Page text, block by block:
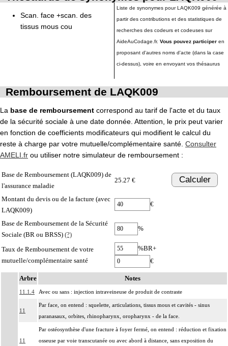
Scan. face +scan. des
tissus mous cou
Liste de synonymes pour LAQK009 générée à
partir des contributions et des statistiques de
recherches des codeurs et codeuses sur
AideAuCodage.fr. Vous pouvez participer en
proposant d'autres noms d'acte (dans la case
ci-dessus), voire en envoyant vos thésaurus
Remboursement de LAQK009
La base de remboursement correspond au tarif de l'acte et du taux
de la sécurité sociale à une date donnée. Attention, le prix peut varier
en fonction de coefficients modificateurs qui modifient le calcul du
reste à charge par votre mutuelle/complémentaire santé. Consulter
AMELI.fr ou utiliser notre simulateur de remboursement :
Base de Remboursement (LAQK009) de
l'assurance maladie
25.27 € Calculer
Montant du devis ou de la facture (avec
LAQK009)
€
Base de Remboursement de la Sécurité
Sociale (BR ou BRSS) (?)
%
Taux de Remboursement de votre
mutuelle/complémentaire santé
%BR+
€
Arbre Notes
11.1.4 Avec ou sans : injection intraveineuse de produit de contraste
11
Par face, on entend : squelette, articulations, tissus mous et cavités - sinus
paranasaux, orbites, rhinopharynx, oropharynx - de la face.
11
Par ostéosynthèse d'une fracture à foyer fermé, on entend : réduction et fixation
osseuse par voie transcutanée ou avec abord à distance, sans exposition du